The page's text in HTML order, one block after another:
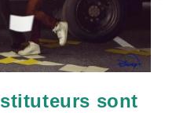
sont